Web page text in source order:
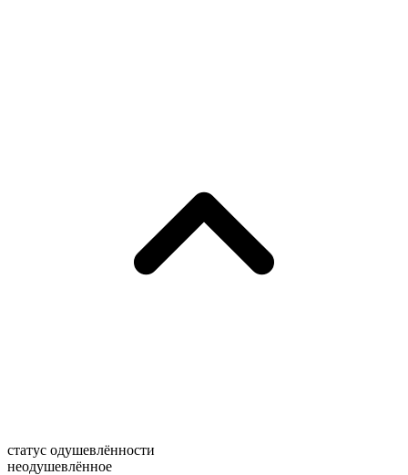
статус одушевлённости
неодушевлённое